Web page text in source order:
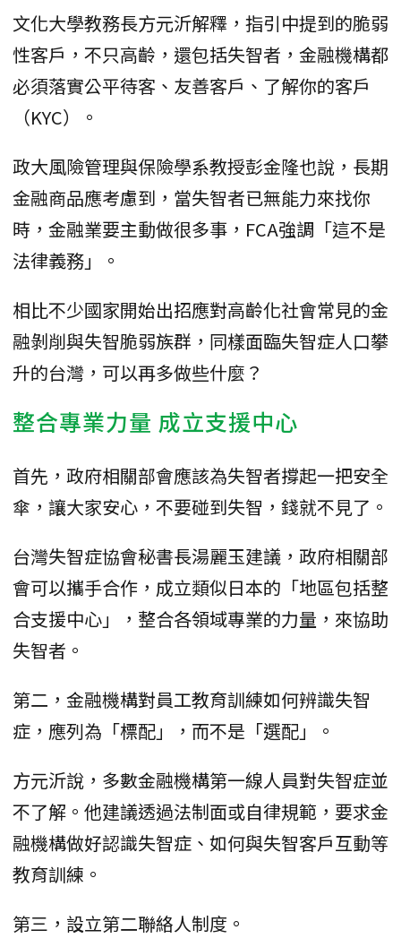
文化大學教務長方元沂解釋，指引中提到的脆弱
性客戶，不只高齡，還包括失智者，金融機構都
必須落實公平待客、友善客戶、了解你的客戶
（KYC）。
政大風險管理與保險學系教授彭金隆也說，長期
金融商品應考慮到，當失智者已無能力來找你
時，金融業要主動做很多事，FCA強調「這不是
法律義務」。
相比不少國家開始出招應對高齡化社會常見的金
融剝削與失智脆弱族群，同樣面臨失智症人口攀
升的台灣，可以再多做些什麼？
整合專業力量 成立支援中心
首先，政府相關部會應該為失智者撐起一把安全
傘，讓大家安心，不要碰到失智，錢就不見了。
台灣失智症協會秘書長湯麗玉建議，政府相關部
會可以攜手合作，成立類似日本的「地區包括整
合支援中心」，整合各領域專業的力量，來協助
失智者。
第二，金融機構對員工教育訓練如何辨識失智
症，應列為「標配」，而不是「選配」。
方元沂說，多數金融機構第一線人員對失智症並
不了解。他建議透過法制面或自律規範，要求金
融機構做好認識失智症、如何與失智客戶互動等
教育訓練。
第三，設立第二聯絡人制度。